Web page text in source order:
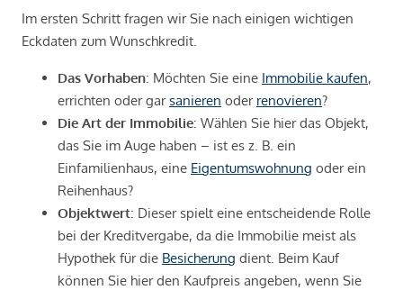
Im ersten Schritt fragen wir Sie nach einigen wichtigen
Eckdaten zum Wunschkredit.
Das Vorhaben: Möchten Sie eine Immobilie kaufen,
errichten oder garsanieren oder renovieren?
Die Art der Immobilie: Wählen Sie hier das Objekt,
das Sie im Auge haben – ist es z. B. ein
Einfamilienhaus, eine Eigentumswohnung oder ein
Reihenhaus?
Objektwert: Dieser spielt eine entscheidende Rolle
bei der Kreditvergabe, da die Immobilie meist als
Hypothek für die Besicherung dient. Beim Kauf
können Sie hier den Kaufpreis angeben, wenn Sie